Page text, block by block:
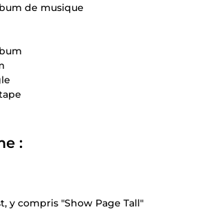
de musique
:
y compris "Show Page Tall"